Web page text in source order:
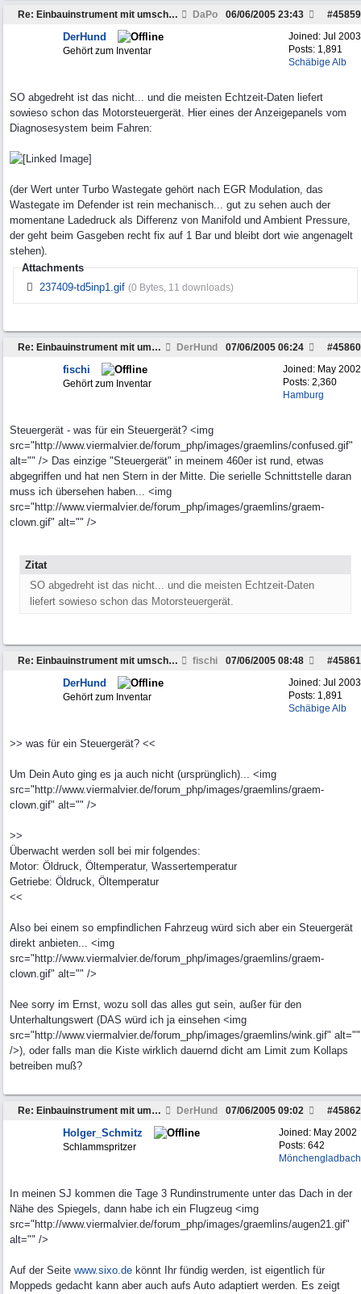
Re: Einbauinstrument mit umschaltbarer Anzeige DaPo #45859
06/06/2005 23:43
Joined: Jul 2003
Posts: 1,891
Schäbige Alb
DerHund
Gehört zum Inventar
SO abgedreht ist das nicht... und die meisten Echtzeit-Daten liefert
sowieso schon das Motorsteuergerät. Hier eines der Anzeigepanels vom
Diagnosesystem beim Fahren:
(der Wert unter Turbo Wastegate gehört nach EGR Modulation, das
Wastegate im Defender ist rein mechanisch... gut zu sehen auch der
momentane Ladedruck als Differenz von Manifold und Ambient Pressure,
der geht beim Gasgeben recht fix auf 1 Bar und bleibt dort wie angenagelt
stehen).
Attachments
237409-td5inp1.gif (0 Bytes, 11 downloads)
Re: Einbauinstrument mit umschaltbarer Anzeige DerHund #45860
07/06/2005 06:24
Joined: May 2002
Posts: 2,360
Hamburg
fischi
Gehört zum Inventar
Steuergerät - was für ein Steuergerät? <img
src="http://www.viermalvier.de/forum_php/images/graemlins/confused.gif"
alt="" /> Das einzige "Steuergerät" in meinem 460er ist rund, etwas
abgegriffen und hat nen Stern in der Mitte. Die serielle Schnittstelle daran
muss ich übersehen haben... <img
src="http://www.viermalvier.de/forum_php/images/graemlins/graem-
clown.gif" alt="" />
Zitat
SO abgedreht ist das nicht... und die meisten Echtzeit-Daten
liefert sowieso schon das Motorsteuergerät.
Re: Einbauinstrument mit umschaltbarer Anzeige fischi #45861
07/06/2005 08:48
Joined: Jul 2003
Posts: 1,891
Schäbige Alb
DerHund
Gehört zum Inventar
>> was für ein Steuergerät? <<
Um Dein Auto ging es ja auch nicht (ursprünglich)... <img
src="http://www.viermalvier.de/forum_php/images/graemlins/graem-
clown.gif" alt="" />
>>
Überwacht werden soll bei mir folgendes:
Motor: Öldruck, Öltemperatur, Wassertemperatur
Getriebe: Öldruck, Öltemperatur
<<
Also bei einem so empfindlichen Fahrzeug würd sich aber ein Steuergerät
direkt anbieten... <img
src="http://www.viermalvier.de/forum_php/images/graemlins/graem-
clown.gif" alt="" />
Nee sorry im Ernst, wozu soll das alles gut sein, außer für den
Unterhaltungswert (DAS würd ich ja einsehen <img
src="http://www.viermalvier.de/forum_php/images/graemlins/wink.gif" alt=""
/>), oder falls man die Kiste wirklich dauernd dicht am Limit zum Kollaps
betreiben muß?
Re: Einbauinstrument mit umschaltbarer Anzeige DerHund #45862
07/06/2005 09:02
Joined: May 2002
Posts: 642
Mönchengladbach
Holger_Schmitz
Schlammspritzer
In meinen SJ kommen die Tage 3 Rundinstrumente unter das Dach in der
Nähe des Spiegels, dann habe ich ein Flugzeug <img
src="http://www.viermalvier.de/forum_php/images/graemlins/augen21.gif"
alt="" />
Auf der Seite www.sixo.de könnt Ihr fündig werden, ist eigentlich für
Moppeds gedacht kann aber auch aufs Auto adaptiert werden. Es zeigt